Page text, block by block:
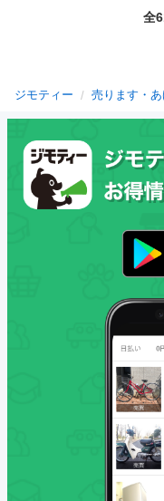
全
ジモティー 売ります・